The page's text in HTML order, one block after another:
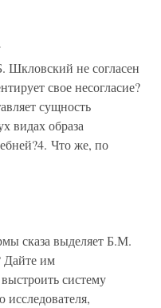
не согласен
свое несогласие?
сущность
видах образа
Что же, по
сказа выделяет Б.М.
Дайте им
систему